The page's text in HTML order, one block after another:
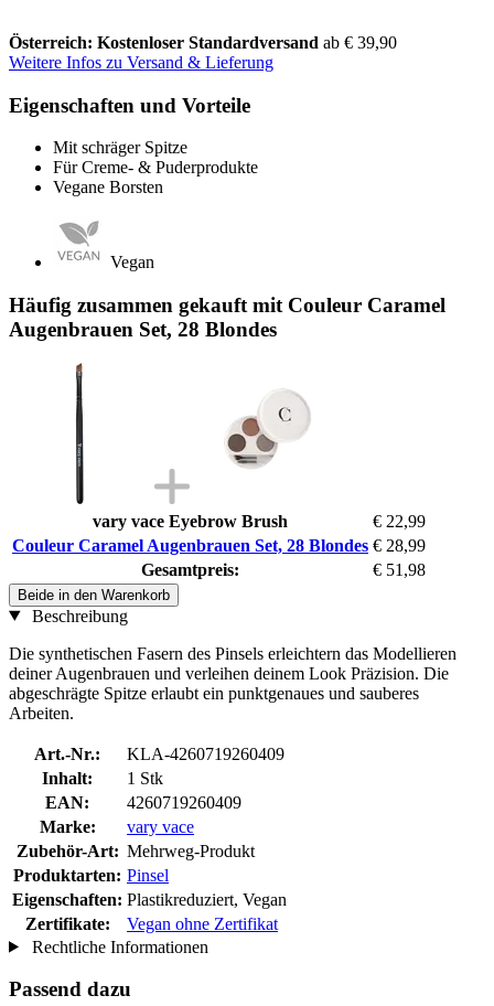
Österreich: Kostenloser Standardversand ab € 39,90
Weitere Infos zu Versand & Lieferung
Eigenschaften und Vorteile
Mit schräger Spitze
Für Creme- & Puderprodukte
Vegane Borsten
Vegan
Häufig zusammen gekauft mit Couleur Caramel
Augenbrauen Set, 28 Blondes
vary vace Eyebrow Brush
€ 22,99
Couleur Caramel Augenbrauen Set, 28 Blondes € 28,99
Gesamtpreis:
€ 51,98
Beide in den Warenkorb
Beschreibung
Die synthetischen Fasern des Pinsels erleichtern das Modellieren
deiner Augenbrauen und verleihen deinem Look Präzision. Die
abgeschrägte Spitze erlaubt ein punktgenaues und sauberes
Arbeiten.
Art.-Nr.:
KLA-4260719260409
Inhalt:
1 Stk
EAN:
4260719260409
Marke:
vary vace
Zubehör-Art: Mehrweg-Produkt
Produktarten: Pinsel
Eigenschaften: Plastikreduziert, Vegan
Zertifikate:
Vegan ohne Zertifikat
Rechtliche Informationen
Passend dazu